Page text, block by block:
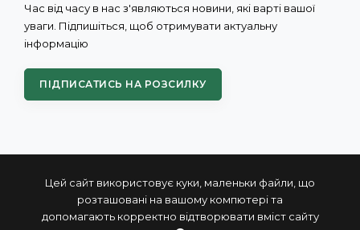
Цей сайт використовує куки, маленьки файли, що
розташовані на вашому компютері та
допомагають корректно відтворювати вміст сайту
Час від часу в нас з'являються новини, які варті вашої
уваги. Підпишіться, щоб отримувати актуальну
інформацію
ПІДПИСАТИСЬ НА РОЗСИЛКУ
© 2004 - 2026 ПРОКСИС™ - промислові комп'ютери та